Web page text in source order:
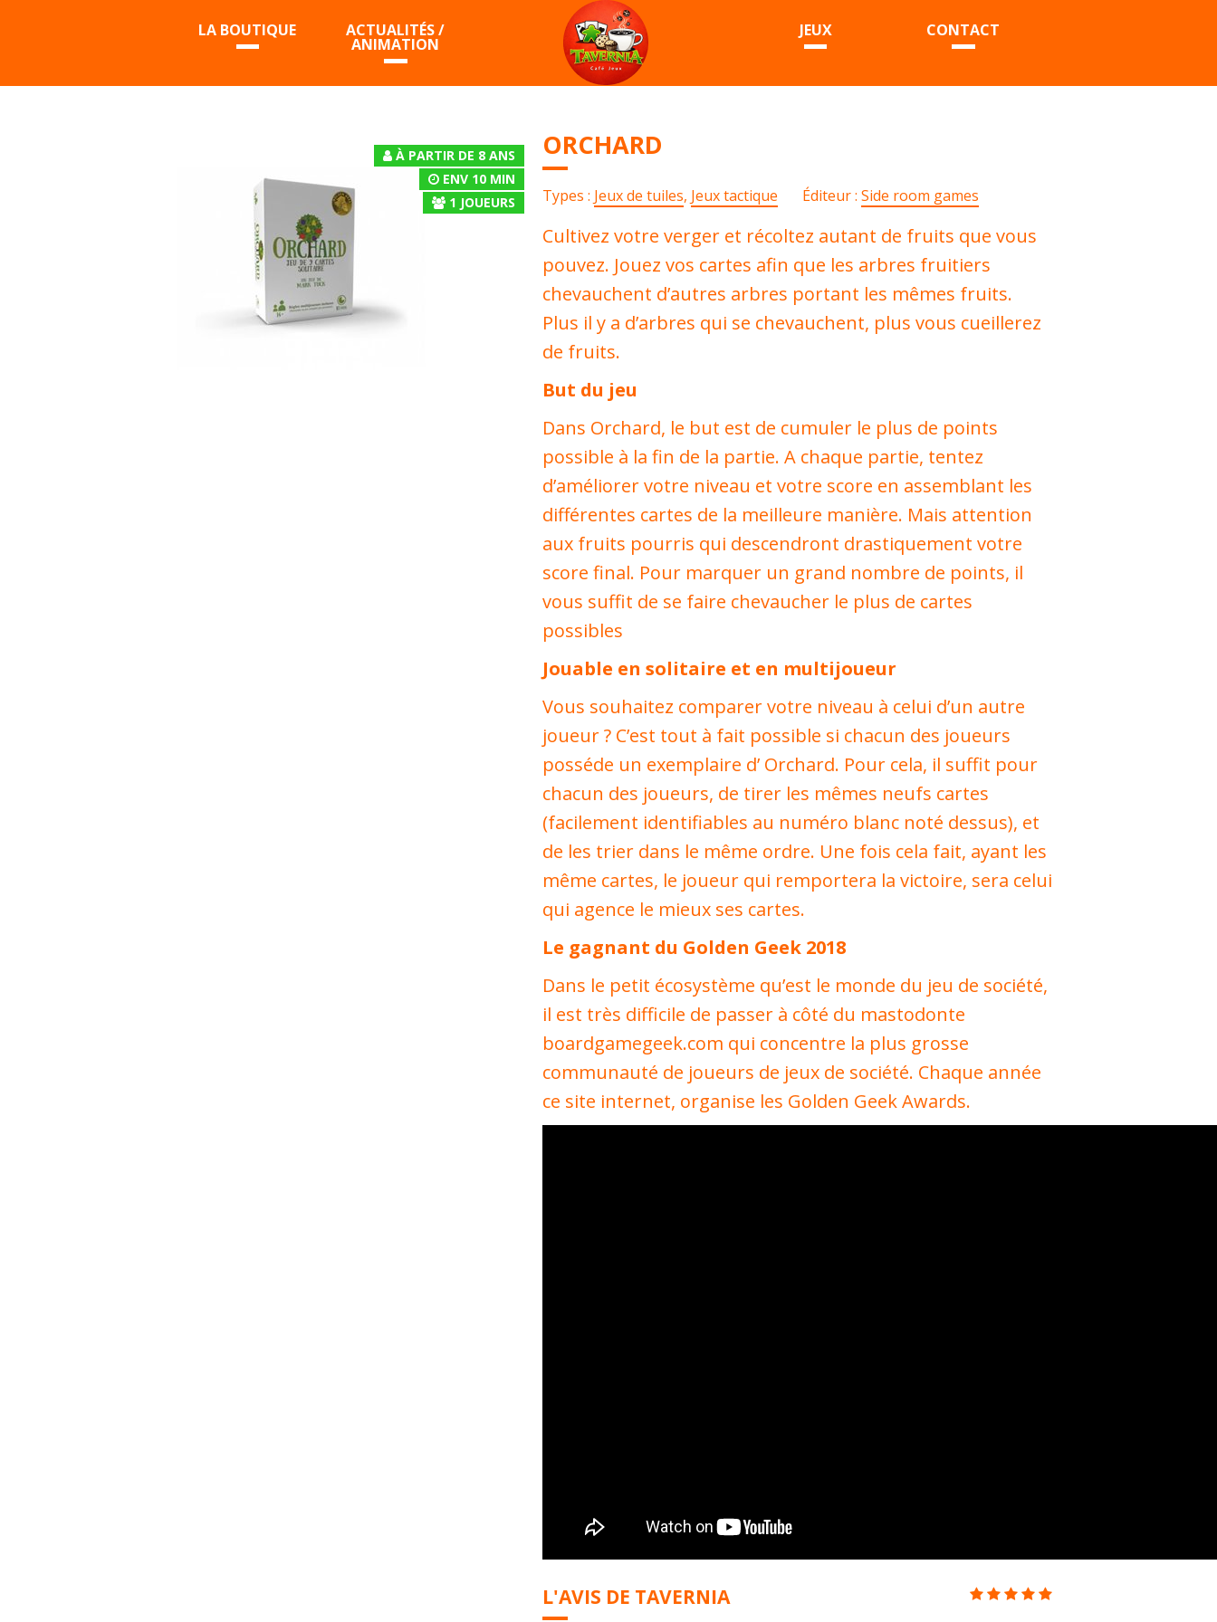
LA BOUTIQUE ACTUALITÉS /
ANIMATION
JEUX CONTACT
À PARTIR DE 8 ANS
ENV 10 MIN
1 JOUEURS
ORCHARD
Types : Jeux de tuiles, Jeux tactique Éditeur :Side room games
Cultivez votre verger et récoltez autant de fruits que vous
pouvez. Jouez vos cartes afin que les arbres fruitiers
chevauchent d’autres arbres portant les mêmes fruits.
Plus il y a d’arbres qui se chevauchent, plus vous cueillerez
de fruits.
But du jeu
Dans Orchard, le but est de cumuler le plus de points
possible à la fin de la partie. A chaque partie, tentez
d’améliorer votre niveau et votre score en assemblant les
différentes cartes de la meilleure manière. Mais attention
aux fruits pourris qui descendront drastiquement votre
score final. Pour marquer un grand nombre de points, il
vous suffit de se faire chevaucher le plus de cartes
possibles
Jouable en solitaire et en multijoueur
Vous souhaitez comparer votre niveau à celui d’un autre
joueur ? C’est tout à fait possible si chacun des joueurs
posséde un exemplaire d’ Orchard. Pour cela, il suffit pour
chacun des joueurs, de tirer les mêmes neufs cartes
(facilement identifiables au numéro blanc noté dessus), et
de les trier dans le même ordre. Une fois cela fait, ayant les
même cartes, le joueur qui remportera la victoire, sera celui
qui agence le mieux ses cartes.
Le gagnant du Golden Geek 2018
Dans le petit écosystème qu’est le monde du jeu de société,
il est très difficile de passer à côté du mastodonte
boardgamegeek.com qui concentre la plus grosse
communauté de joueurs de jeux de société. Chaque année
ce site internet, organise les Golden Geek Awards.
L'AVIS DE TAVERNIA